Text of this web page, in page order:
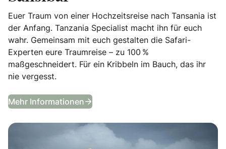
Euer Traum von einer Hochzeitsreise nach Tansania ist
der Anfang. Tanzania Specialist macht ihn für euch
wahr. Gemeinsam mit euch gestalten die Safari-
Experten eure Traumreise – zu 100 %
maßgeschneidert. Für ein Kribbeln im Bauch, das ihr
nie vergesst.
Mehr Informationen Flitterwochen in Tansania &